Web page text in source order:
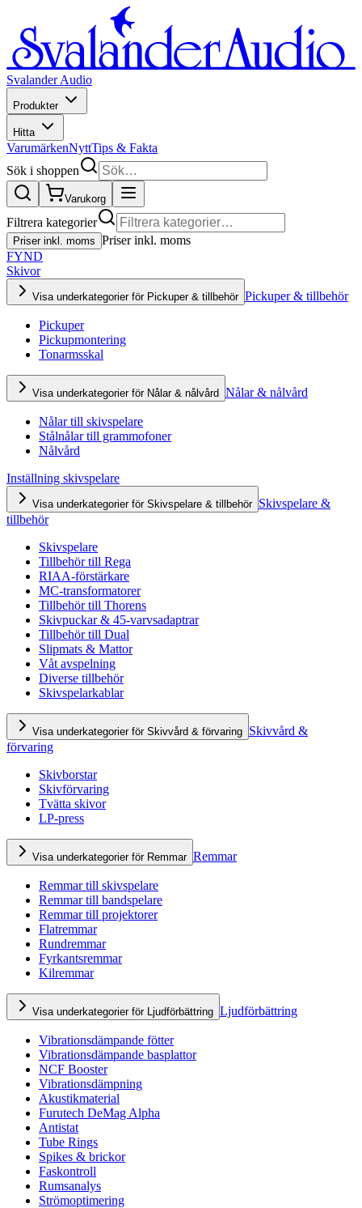
Svalander Audio
Produkter
Hitta
VarumärkenNyttTips & Fakta
Sök i shoppen
Varukorg
Filtrera kategorier
Priser inkl. moms Priser inkl. moms
FYND
Skivor
Visa underkategorier för Pickuper & tillbehör Pickuper & tillbehör
Pickuper
Pickupmontering
Tonarmsskal
Visa underkategorier för Nålar & nålvård Nålar & nålvård
Nålar till skivspelare
Stålnålar till grammofoner
Nålvård
Inställning skivspelare
Visa underkategorier för Skivspelare & tillbehör Skivspelare &
tillbehör
Skivspelare
Tillbehör till Rega
RIAA-förstärkare
MC-transformatorer
Tillbehör till Thorens
Skivpuckar & 45-varvsadaptrar
Tillbehör till Dual
Slipmats & Mattor
Våt avspelning
Diverse tillbehör
Skivspelarkablar
Visa underkategorier för Skivvård & förvaring Skivvård &
förvaring
Skivborstar
Skivförvaring
Tvätta skivor
LP-press
Visa underkategorier för Remmar Remmar
Remmar till skivspelare
Remmar till bandspelare
Remmar till projektorer
Flatremmar
Rundremmar
Fyrkantsremmar
Kilremmar
Visa underkategorier för Ljudförbättring Ljudförbättring
Vibrationsdämpande fötter
Vibrationsdämpande basplattor
NCF Booster
Vibrationsdämpning
Akustikmaterial
Furutech DeMag Alpha
Antistat
Tube Rings
Spikes & brickor
Faskontroll
Rumsanalys
Strömoptimering